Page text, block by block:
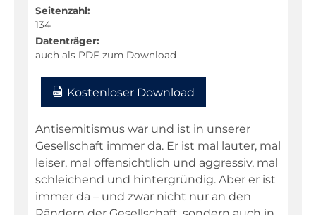
Physik
Religion
Sachunterricht
Sport
Technik
Textillehre
Weltkunde
Wirtschaft/Politik
Seitenzahl:
134
Datenträger:
auch als PDF zum Download
Kostenloser Download
Antisemitismus war und ist in unserer
Gesellschaft immer da. Er ist mal lauter, mal
leiser, mal offensichtlich und aggressiv, mal
schleichend und hintergründig. Aber er ist
immer da – und zwar nicht nur an den